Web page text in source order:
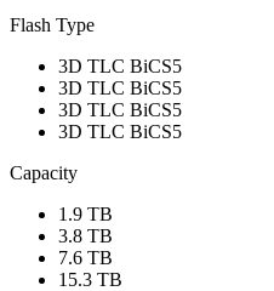
Flash Type
3D TLC BiCS5
3D TLC BiCS5
3D TLC BiCS5
3D TLC BiCS5
Capacity
1.9 TB
3.8 TB
7.6 TB
15.3 TB